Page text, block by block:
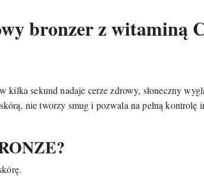
bronzer z witaminą
kilka sekund nadaje cerze zdrowy, słoneczny
nie tworzy smug i pozwala na pełną